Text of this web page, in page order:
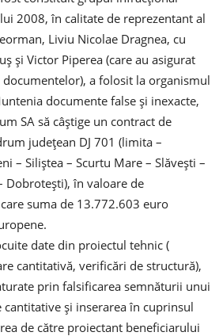
2008, în calitate de reprezentant al
Liviu Nicolae Dragnea, cu
și Victor Piperea (care au asigurat
a folosit la organismul
documente false și inexacte,
SA să câștige un contract de
județean DJ 701 (limita –
– Siliștea – Scurtu Mare – Slăvești –
Dobrotești), în valoare de
suma de 13.772.603 euro
date din proiectul tehnic (
cantitativă, verificări de structură),
prin falsificarea semnăturii unui
și inserarea în cuprinsul
de către proiectant beneficiarului